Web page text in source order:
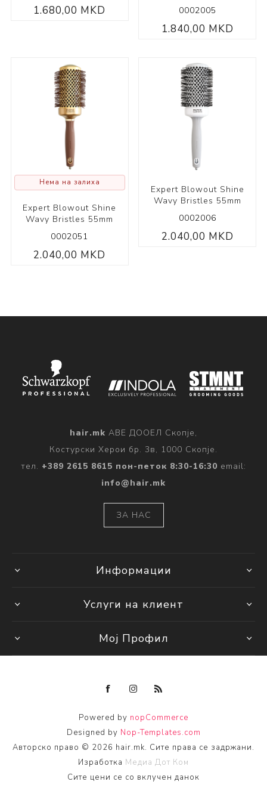
1.680,00 MKD
0002005
1.840,00 MKD
Нема на залиха
Expert Blowout Shine
Wavy Bristles 55mm
0002051
2.040,00 MKD
Expert Blowout Shine
Wavy Bristles 55mm
0002006
2.040,00 MKD
hair.mk АВЕ ДООЕЛ Скопје,
Костурски Херои бр. 3в, 1000 Скопје.
тел. +389 2615 8615 пон-петок 8:30-16:30 email:
info@hair.mk
ЗА НАС
Информации
Услуги на клиент
Мој Профил
Powered by nopCommerce
Designed by Nop-Templates.com
Авторско право © 2026 hair.mk. Сите права се задржани.
Изработка Медиа Дот Ком
Сите цени се со вклучен данок